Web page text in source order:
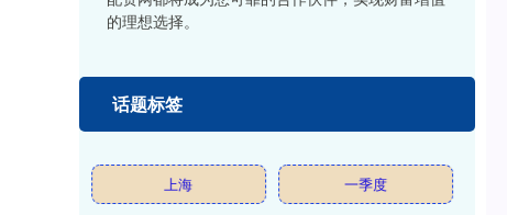
的理想选择。
话题标签
上海 一季度